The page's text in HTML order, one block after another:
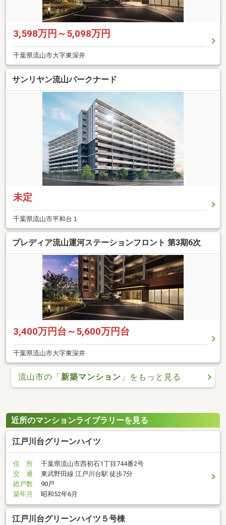
3,598万円～5,098万円
千葉県流山市大字東深井
サンリヤン流山パークナード
未定
千葉県流山市平和台１
プレディア流山運河ステーションフロント 第3期6次
3,400万円台～5,600万円台
千葉県流山市大字東深井
流山市の「新築マンション 」をもっと見る
近所のマンションライブラリーを見る
江戸川台グリーンハイツ
住 所
千葉県流山市西初石1丁目744番2号
交 通
東武野田線 江戸川台駅 徒歩7分
総戸数
90戸
築年月
昭和52年6月
江戸川台グリーンハイツ５号棟